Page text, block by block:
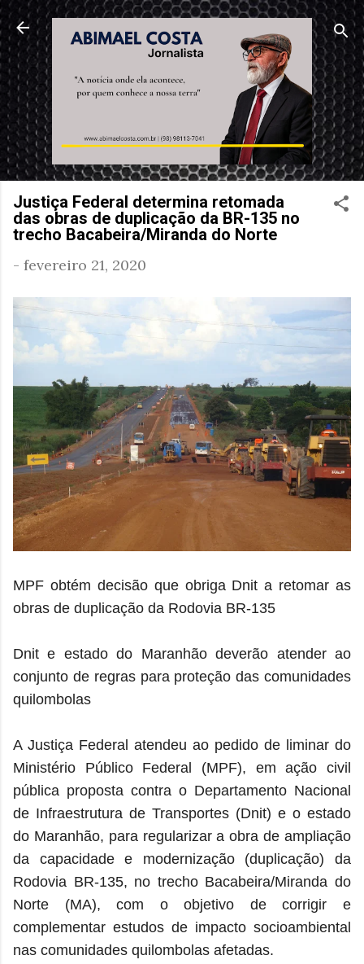
Pular para o conteúdo principal
Justiça Federal determina retomada
das obras de duplicação da BR-135 no
trecho Bacabeira/Miranda do Norte
- fevereiro 21, 2020
MPF obtém decisão que obriga Dnit a retomar as
obras de duplicação da Rodovia BR-135
Dnit e estado do Maranhão deverão atender ao
conjunto de regras para proteção das comunidades
quilombolas
A Justiça Federal atendeu ao pedido de liminar do
Ministério Público Federal (MPF), em ação civil
pública proposta contra o Departamento Nacional
de Infraestrutura de Transportes (Dnit) e o estado
do Maranhão, para regularizar a obra de ampliação
da capacidade e modernização (duplicação) da
Rodovia BR-135, no trecho Bacabeira/Miranda do
Norte (MA), com o objetivo de corrigir e
complementar estudos de impacto socioambiental
nas comunidades quilombolas afetadas.